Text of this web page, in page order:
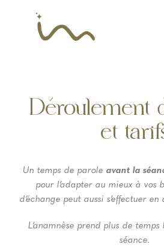
Déroulement
et
Un temps de parole avant la
pour l’adapter au mieux à vos
d’échange peut aussi s’effectuer
L’anamnèse prend plus de
séance.